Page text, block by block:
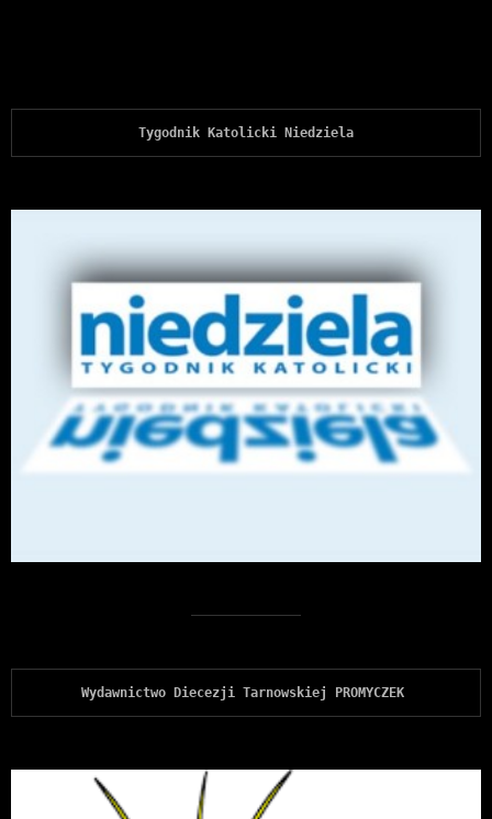
Tygodnik Katolicki Niedziela
Wydawnictwo Diecezji Tarnowskiej PROMYCZEK